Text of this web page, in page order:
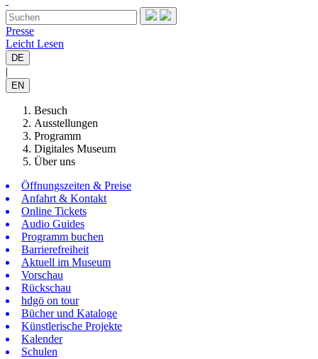
Presse
Leicht Lesen
DE
|
EN
Besuch
Ausstellungen
Programm
Digitales Museum
Über uns
Öffnungszeiten & Preise
Anfahrt & Kontakt
Online Tickets
Audio Guides
Programm buchen
Barrierefreiheit
Aktuell im Museum
Vorschau
Rückschau
hdgö on tour
Bücher und Kataloge
Künstlerische Projekte
Kalender
Schulen